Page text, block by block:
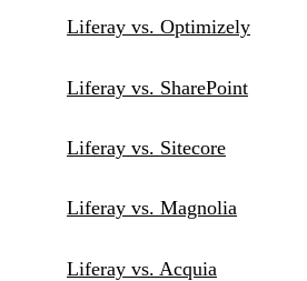
Liferay vs. Optimizely
Liferay vs. SharePoint
Liferay vs. Sitecore
Liferay vs. Magnolia
Liferay vs. Acquia